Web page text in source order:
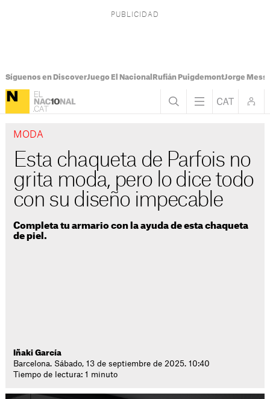
Síguenos en DiscoverJuego El Nacional Rufián PuigdemontJorge Messi
MODA
Esta chaqueta de Parfois no
grita moda, pero lo dice todo
con su diseño impecable
Completa tu armario con la ayuda de esta chaqueta
de piel.
Iñaki García
Barcelona. Sábado, 13 de septiembre de 2025. 10:40
Tiempo de lectura: 1 minuto